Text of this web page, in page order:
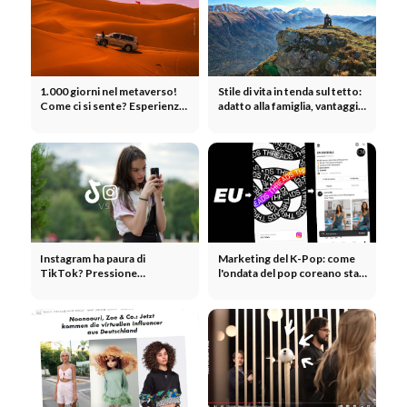
1.000 giorni nel metaverso!
Come ci si sente? Esperienze
Stile di vita in tenda sul tetto:
adatto alla famiglia, vantaggi e
Instagram ha paura di
TikTok? Pressione
dell'algoritmo
Marketing del K-Pop: come
l'ondata del pop coreano sta